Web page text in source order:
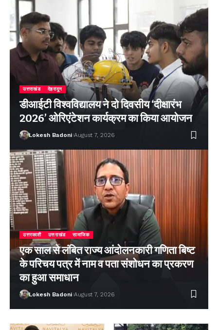
उत्तराखंड देहरादून
डीआईटी विश्वविद्यालय ने दो दिवसीय ‘दीक्षारंभ
2026’ ओरिएंटेशन कार्यक्रम का किया आयोजन
Lokesh Badoni August 7, 2026
उत्तरकाशी उत्तराखंड सामाजिक
एक साल से लंबित राज्य आंदोलनकारी गणिता बिष्ट
के परिचय पत्र में नाम व पता संशोधन का प्रकरण
का हुआ समाधान
Lokesh Badoni August 7, 2026